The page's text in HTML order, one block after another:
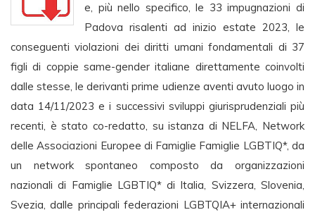
e, più nello specifico, le 33 impugnazioni di
Padova risalenti ad inizio estate 2023, le
conseguenti violazioni dei diritti umani fondamentali di 37
figli di coppie same-gender italiane direttamente coinvolti
dalle stesse, le derivanti prime udienze aventi avuto luogo in
data 14/11/2023 e i successivi sviluppi giurisprudenziali più
recenti, è stato co-redatto, su istanza di NELFA, Network
delle Associazioni Europee di Famiglie Famiglie LGBTIQ*, da
un network spontaneo composto da organizzazioni
nazionali di Famiglie LGBTIQ* di Italia, Svizzera, Slovenia,
Svezia, dalle principali federazioni LGBTQIA+ internazionali